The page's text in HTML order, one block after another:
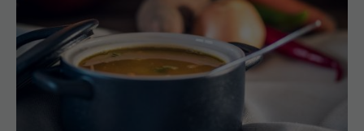
trucul: Nimic nu satură mai bine! E ieftină, umple